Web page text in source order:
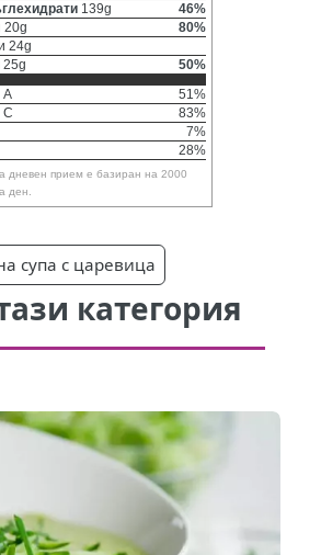
139g
46%
20g
80%
24g
25g
50%
A
51%
C
83%
7%
28%
дневен прием е базиран на 2000
ден.
супа с царевица
категория